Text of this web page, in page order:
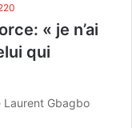
« je n’ai
qui
Laurent Gbagbo